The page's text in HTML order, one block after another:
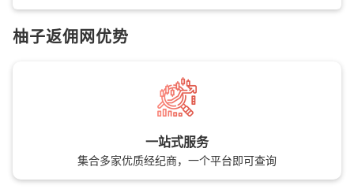
柚子返佣网优势
一站式服务
集合多家优质经纪商，一个平台即可查询